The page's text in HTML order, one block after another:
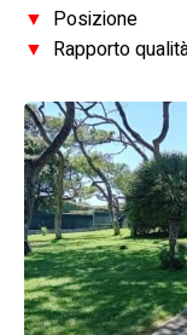
▼ Posizione
▼ Rapporto